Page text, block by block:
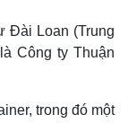
Đài Loan (Trung
Công ty Thuận
trong đó một